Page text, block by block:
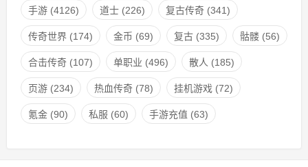
手游(4126) 道士(226) 复古传奇(341)
传奇世界(174) 金币 (69) 复古(335) 骷髅(56)
合击传奇(107) 单职业 (496) 散人 (185)
页游(234) 热血传奇(78) 挂机游戏 (72)
氪金(90) 私服 (60) 手游充值 (63)